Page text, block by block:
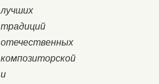
лучших
традиций
отечественных
композиторской
и